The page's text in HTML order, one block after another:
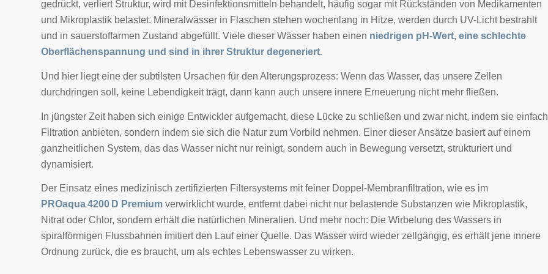
gedrückt, verliert Struktur, wird mit Desinfektionsmitteln behandelt, häufig sogar mit Rückständen von Medikamenten
und Mikroplastik belastet. Mineralwässer in Flaschen stehen wochenlang in Hitze, werden durch UV-Licht bestrahlt
und in sauerstoffarmen Zustand abgefüllt. Viele dieser Wässer haben einen niedrigen pH-Wert, eine schlechte
Oberflächenspannung und sind in ihrer Struktur degeneriert.
Und hier liegt eine der subtilsten Ursachen für den Alterungsprozess: Wenn das Wasser, das unsere Zellen
durchdringen soll, keine Lebendigkeit trägt, dann kann auch unsere innere Erneuerung nicht mehr fließen.
In jüngster Zeit haben sich einige Entwickler aufgemacht, diese Lücke zu schließen und zwar nicht, indem sie einfach
Filtration anbieten, sondern indem sie sich die Natur zum Vorbild nehmen. Einer dieser Ansätze basiert auf einem
ganzheitlichen System, das das Wasser nicht nur reinigt, sondern auch in Bewegung versetzt, strukturiert und
dynamisiert.
Der Einsatz eines medizinisch zertifizierten Filtersystems mit feiner Doppel-Membranfiltration, wie es im
PROaqua 4200 D Premium verwirklicht wurde, entfernt dabei nicht nur belastende Substanzen wie Mikroplastik,
Nitrat oder Chlor, sondern erhält die natürlichen Mineralien. Und mehr noch: Die Wirbelung des Wassers in
spiralförmigen Flussbahnen imitiert den Lauf einer Quelle. Das Wasser wird wieder zellgängig, es erhält jene innere
Ordnung zurück, die es braucht, um als echtes Lebenswasser zu wirken.